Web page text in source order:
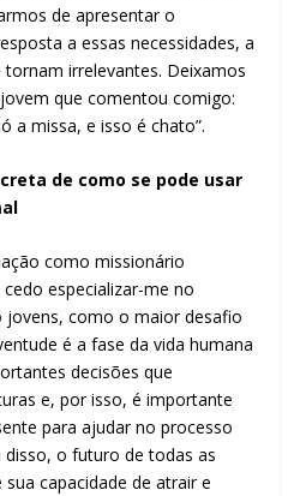
de apresentar o
a essas necessidades, a
tornam irrelevantes. Deixamos
que comentou comigo:
a missa, e isso é chato”.
de como se pode usar
como missionário
especializar-me no
como o maior desafio
é a fase da vida humana
decisões que
e, por isso, é importante
para ajudar no processo
disso, o futuro de todas as
capacidade de atrair e